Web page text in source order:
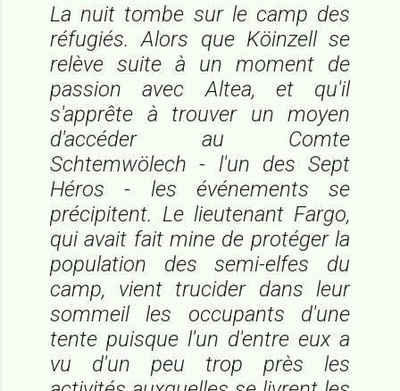
La nuit tombe sur le camp des
réfugiés. Alors que Köinzell se
relève suite à un moment de
passion avec Altea, et qu'il
s'apprête à trouver un moyen
d'accéder au Comte
Schtemwölech - l'un des Sept
Héros - les événements se
précipitent. Le lieutenant Fargo,
qui avait fait mine de protéger la
population des semi-elfes du
camp, vient trucider dans leur
sommeil les occupants d'une
tente puisque l'un d'entre eux a
vu d'un peu trop près les